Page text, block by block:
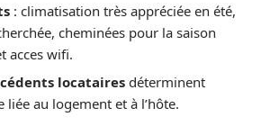
: climatisation très appréciée en été,
cheminées pour la saison
acces wifi.
locataires déterminent
liée au logement et à l’hôte.